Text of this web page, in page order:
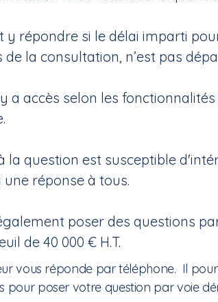
y répondre si le délai imparti
la consultation, n’est pas
a accès selon les
la question est susceptible
réponse à tous.
poser des questions
de 40 000 € H.T.
vous réponde par téléphone. Il
pour poser votre question par voie